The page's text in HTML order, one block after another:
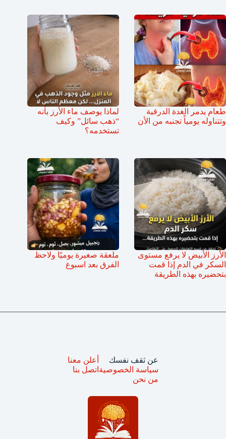
طعام يدمر الغدة الدرقية
وتتناوله يومياً تجنبه من الأن
لماذا يوصف ماء الأرز بأنه
“ذهب سائل” وكيف
تستخدمه؟
الأرز الأبيض لا يرفع مستوى
السكر في الدم إذا قمت
بتحضيره بهذه الطريقة
ملعقة صغيرة يوميًا ولاحظ
الفرق بعد اسبوع
عن ثقف نفسك
سياسة الخصوصية
من نحن
أعلن معنا
اتصل بنا